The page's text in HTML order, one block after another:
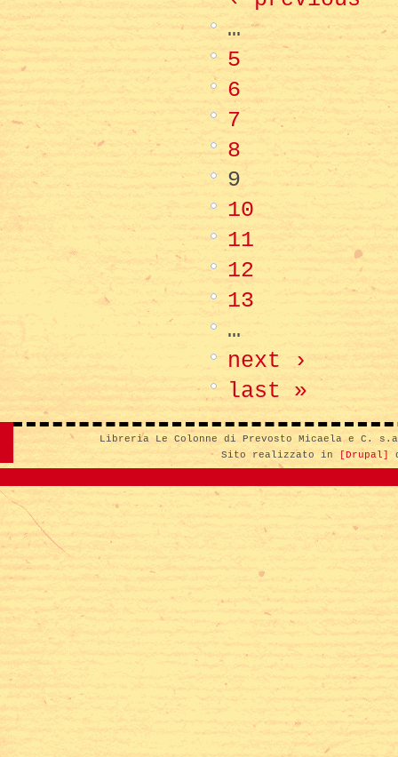
…
5
6
7
8
9
10
11
12
13
…
next ›
last »
Libreria Le Colonne di Prevosto Micaela e C.
Sito realizzato in
[Drupal]